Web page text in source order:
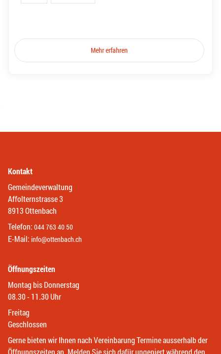
Mehr erfahren
Kontakt
Gemeindeverwaltung
Affolternstrasse 3
8913 Ottenbach
Telefon: 044 763 40 50
E-Mail: info@ottenbach.ch
Öffnungszeiten
Montag bis Donnerstag
08.30 - 11.30 Uhr
Freitag
Geschlossen
Gerne bieten wir Ihnen nach Vereinbarung Termine ausserhalb der
Öffnungszeiten an. Melden Sie sich dafür ungeniert während den